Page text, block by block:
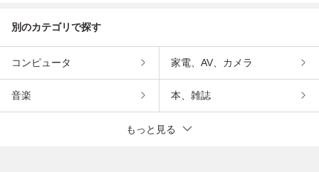
別のカテゴリで探す
コンピュータ 家電、AV、カメラ
音楽 本、雑誌
もっと見る